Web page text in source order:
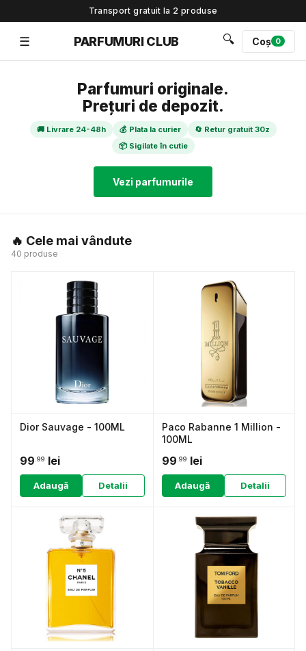
Transport gratuit la 2 produse
☰ PARFUMURI CLUB 🔍 Coș 0
Parfumuri originale.
Prețuri de depozit.
🚚 Livrare 24-48h 💰 Plata la curier
🔄 Retur gratuit 30z
📦 Sigilate în cutie
Vezi parfumurile
🔥 Cele mai vândute
40 produse
Dior Sauvage - 100ML
99 .99 lei
Adaugă Detalii
Paco Rabanne 1 Million -
100ML
99 .99 lei
Adaugă Detalii